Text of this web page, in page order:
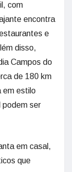
com
encontra
e
disso,
Campos do
de 180 km
em estilo
podem ser
em casal,
que